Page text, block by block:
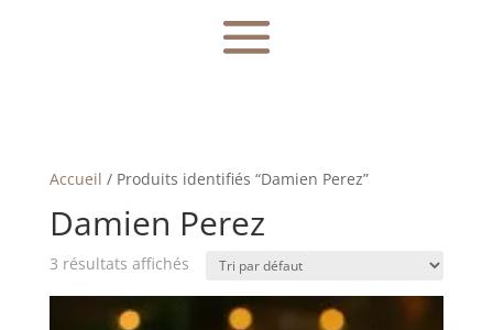
Accueil / Produits identifiés “Damien Perez”
Damien Perez
3 résultats affichés